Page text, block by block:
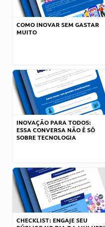
COMO INOVAR SEM GASTAR
MUITO
INOVAÇÃO PARA TODOS:
ESSA CONVERSA NÃO É SÓ
SOBRE TECNOLOGIA
CHECKLIST: ENGAJE SEU